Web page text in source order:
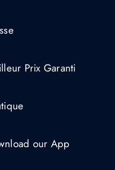
Prix Garanti
our App